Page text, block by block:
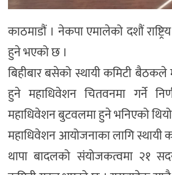
काठमाडौं । नेकपा एमालेको दशौं
हुने भएको छ ।
बिहीबार बसेको स्थायी कमिटी
हुने महाधिवेशन चितवनमा गर्ने
महाधिवेशन बुटवलमा हुने भनिएको
महाधिवेशन आयोजनाका लागि स्थायी
थापा बादलको संयोजकत्वमा २१